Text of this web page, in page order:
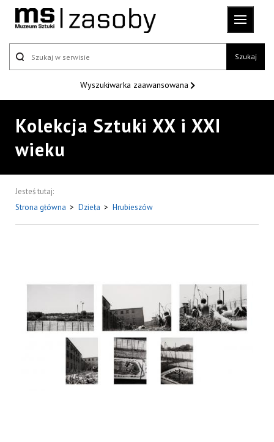
Szukaj
Wyszukiwarka zaawansowana
Kolekcja Sztuki XX i XXI
wieku
Jesteś tutaj:
Strona główna > Dzieła > Hrubieszów